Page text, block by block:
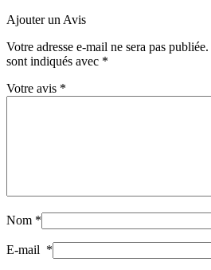
Ajouter un Avis
Votre adresse e-mail ne sera pas publiée.
sont indiqués avec *
Votre avis *
Nom *
E-mail *